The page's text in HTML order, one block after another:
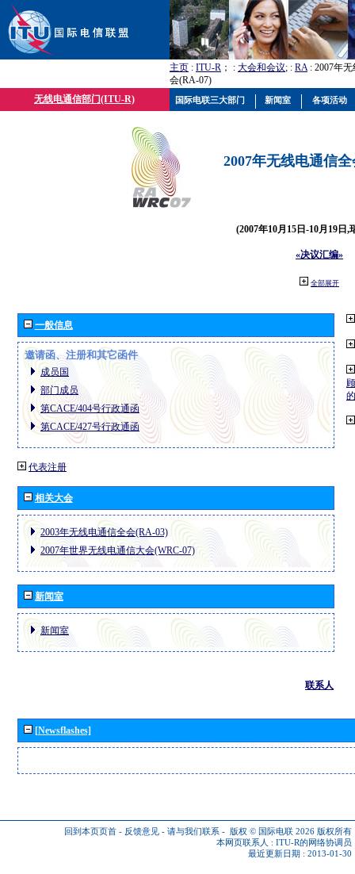
主页 : ITU-R ； : 大会和会议; : RA: 2007年
会(RA-07)
无线电通信部门(ITU-R)
2007年无线电通信
(2007年10月15日-10月19日,
«决议汇编»
全部展开
一般信息
邀请函、注册和其它函件
成员国
部门成员
第CACE/404号行政通函
第CACE/427号行政通函
代表注册
相关大会
2003年无线电通信全会(RA-03)
2007年世界无线电通信大会(WRC-07)
新闻室
新闻室
联系人
[Newsflashes]
回到本页页首 - 反馈意见 - 请与我们联系 - 版权 © 国际电联 2026 版权所有
本网页联系人 : ITU-R的网络协调员
最近更新日期 : 2013-01-30
国际电联三大部门 新闻室 各项活动